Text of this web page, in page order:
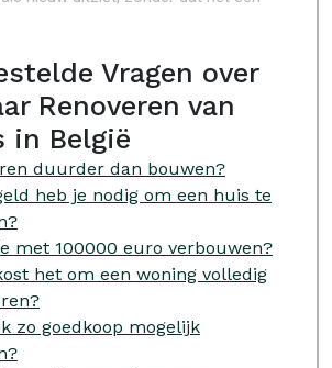
Vragen over
Renoveren van
in België
duurder dan bouwen?
heb je nodig om een huis te
met 100000 euro verbouwen?
het om een woning volledig
zo goedkoop mogelijk